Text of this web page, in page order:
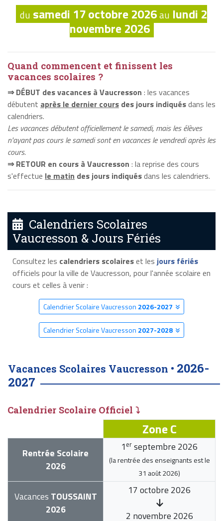
du samedi 17 octobre 2026au lundi 2
novembre 2026
Quand commencent et finissent les
vacances scolaires ?
⇒ DÉBUT des vacances à Vaucresson : les vacances
débutent après le dernier cours des jours indiquésdans les
calendriers.
Les vacances débutent officiellement le samedi, mais les élèves
n'ayant pas cours le samedi sont en vacances le vendredi après les
cours.
⇒ RETOUR en cours à Vaucresson : la reprise des cours
s'effectue le matin des jours indiquésdans les calendriers.
Calendriers Scolaires
Vaucresson & Jours Fériés
Consultez les calendriers scolaireset les jours fériés
officiels pour la ville de Vaucresson, pour l'année scolaire en
cours et celles à venir :
Calendrier Scolaire Vaucresson 2026-2027
Calendrier Scolaire Vaucresson 2027-2028
Vacances Scolaires Vaucresson • 2026-
2027
Calendrier Scolaire Officiel ⤵
Zone C
Rentrée Scolaire
2026
1 er septembre 2026
(la rentrée des enseignants est le
31 août 2026)
Vacances TOUSSAINT
2026
17 octobre 2026
2 novembre 2026